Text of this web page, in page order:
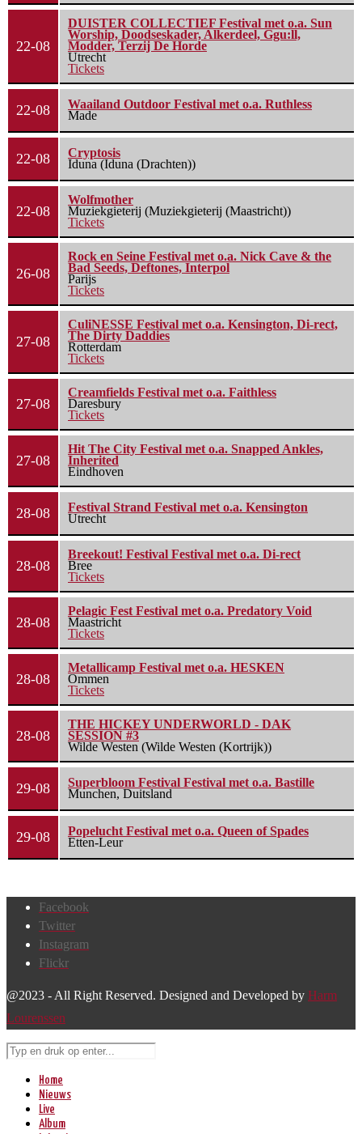
22-08
DUISTER COLLECTIEF Festival met o.a. Sun
Worship, Doodseskader, Alkerdeel, Ggu:ll,
Modder, Terzij De Horde
Utrecht
Tickets
22-08
Waailand Outdoor Festival met o.a. Ruthless
Made
22-08
Cryptosis
Iduna (Iduna (Drachten))
22-08
Wolfmother
Muziekgieterij (Muziekgieterij (Maastricht))
Tickets
26-08
Rock en Seine Festival met o.a. Nick Cave & the
Bad Seeds, Deftones, Interpol
Parijs
Tickets
27-08
CuliNESSE Festival met o.a. Kensington, Di-rect,
The Dirty Daddies
Rotterdam
Tickets
27-08
Creamfields Festival met o.a. Faithless
Daresbury
Tickets
27-08
Hit The City Festival met o.a. Snapped Ankles,
Inherited
Eindhoven
28-08
Festival Strand Festival met o.a. Kensington
Utrecht
28-08
Breekout! Festival Festival met o.a. Di-rect
Bree
Tickets
28-08
Pelagic Fest Festival met o.a. Predatory Void
Maastricht
Tickets
28-08
Metallicamp Festival met o.a. HESKEN
Ommen
Tickets
28-08
THE HICKEY UNDERWORLD - DAK
SESSION #3
Wilde Westen (Wilde Westen (Kortrijk))
29-08
Superbloom Festival Festival met o.a. Bastille
Munchen, Duitsland
29-08
Popelucht Festival met o.a. Queen of Spades
Etten-Leur
Facebook
Twitter
Instagram
Flickr
@2023 - All Right Reserved. Designed and Developed by Harm
Lourenssen
Home
Nieuws
Live
Album